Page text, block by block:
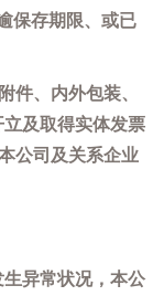
保存期限、或已
件、内外包装、
及取得实体发票
公司及关系企业
异常状况，本公